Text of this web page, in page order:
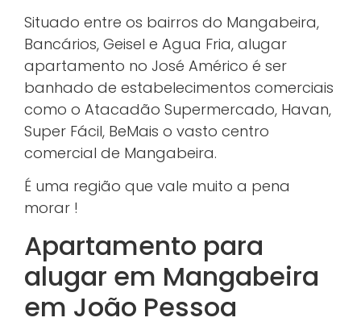
Situado entre os bairros do Mangabeira,
Bancários, Geisel e Agua Fria, alugar
apartamento no José Américo é ser
banhado de estabelecimentos comerciais
como o Atacadão Supermercado, Havan,
Super Fácil, BeMais o vasto centro
comercial de Mangabeira.
É uma região que vale muito a pena
morar !
Apartamento para
alugar em Mangabeira
em João Pessoa